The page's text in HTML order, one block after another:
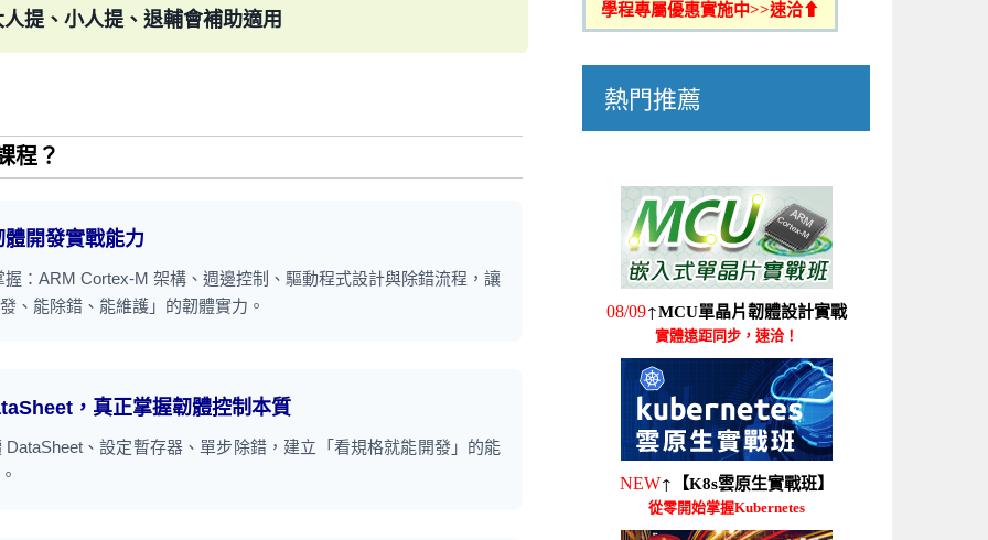
提、小人提、退輔會補助適用
程？
開發實戰能力
：ARM Cortex-M 架構、週邊控制、驅動程式設計與除錯流程，讓
、能除錯、能維護」的韌體實力。
，真正掌握韌體控制本質
、設定暫存器、單步除錯，建立「看規格就能開發」的能
學程專屬優惠實施中>>速洽⬆
熱門推薦
08/09↑MCU單晶片韌體設計實戰
實體遠距同步，速洽！
NEW↑ 【K8s雲原生實戰班】
從零開始掌握Kubernetes